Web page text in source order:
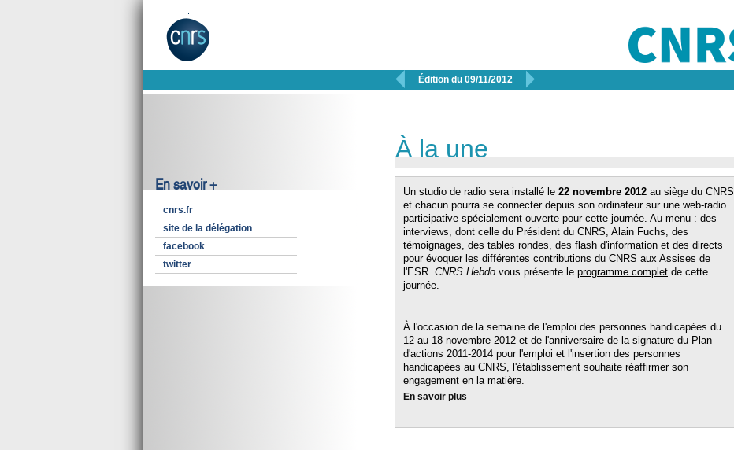
 Édition du 09/11/2012 
En savoir +
cnrs.fr
site de la délégation
facebook
twitter
À la une
Un studio de radio sera installé le 22 novembre 2012 au siège du CNRS
et chacun pourra se connecter depuis son ordinateur sur une web-radio
participative spécialement ouverte pour cette journée. Au menu : des
interviews, dont celle du Président du CNRS, Alain Fuchs, des
témoignages, des tables rondes, des flash d'information et des directs
pour évoquer les différentes contributions du CNRS aux Assises de
l'ESR. CNRS Hebdo vous présente le programme complet de cette
journée.
À l'occasion de la semaine de l'emploi des personnes handicapées du
12 au 18 novembre 2012 et de l'anniversaire de la signature du Plan
d'actions 2011-2014 pour l'emploi et l'insertion des personnes
handicapées au CNRS, l'établissement souhaite réaffirmer son
engagement en la matière.
En savoir plus